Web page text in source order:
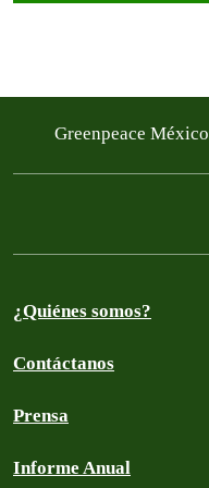
Greenpeace México
¿Quiénes somos?
Contáctanos
Prensa
Informe Anual